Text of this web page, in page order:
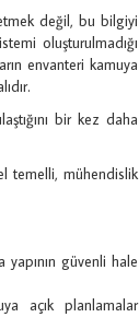
değil, bu bilgiyi
oluşturulmadığı
envanteri kamuya
bir kez daha
temelli, mühendislik
yapının güvenli hale
açık planlamalar